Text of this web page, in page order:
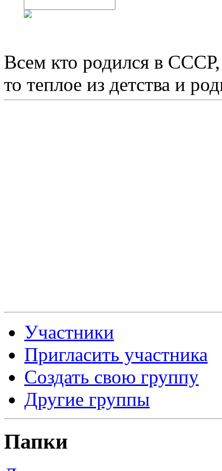
Всем кто родился в
то теплое из детства и
Участники
Пригласить участника
Создать свою группу
Другие группы
Папки